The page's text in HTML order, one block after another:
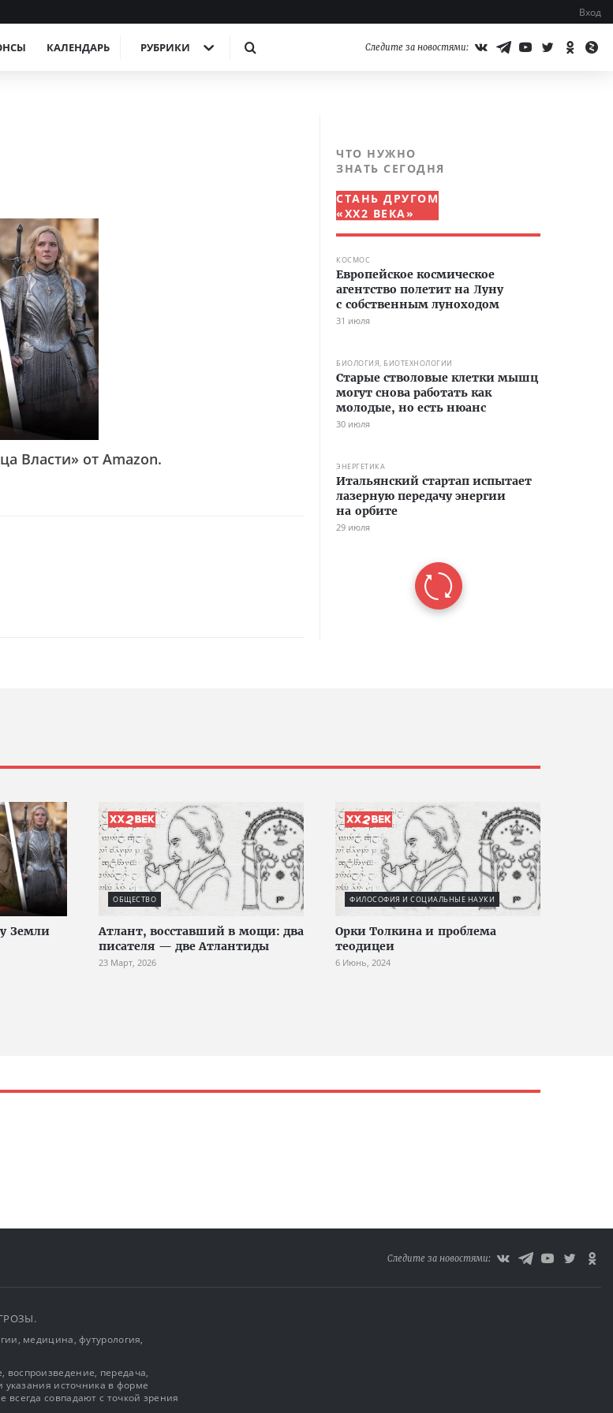
Вход
КАЛЕНДАРЬ РУБРИКИ Следите за новостями:
Власти» от Amazon.
ЧТО НУЖНО
ЗНАТЬ СЕГОДНЯ
СТАНЬ ДРУГОМ
«XX2 ВЕКА»
КОСМОС
Европейское космическое
агентство полетит на Луну
с собственным луноходом
31 июля
БИОЛОГИЯ, БИОТЕХНОЛОГИИ
Старые стволовые клетки мышц
могут снова работать как
молодые, но есть нюанс
30 июля
ЭНЕРГЕТИКА
Итальянский стартап испытает
лазерную передачу энергии
на орбите
29 июля
Земли
ОБЩЕСТВО
Атлант, восставший в мощи: два
писателя — две Атлантиды
23 Март, 2026
ФИЛОСОФИЯ И СОЦИАЛЬНЫЕ НАУКИ
Орки Толкина и проблема
теодицеи
6 Июнь, 2024
Следите за новостями:
медицина, футурология,
воспроизведение, передача,
указания источника в форме
совпадают с точкой зрения